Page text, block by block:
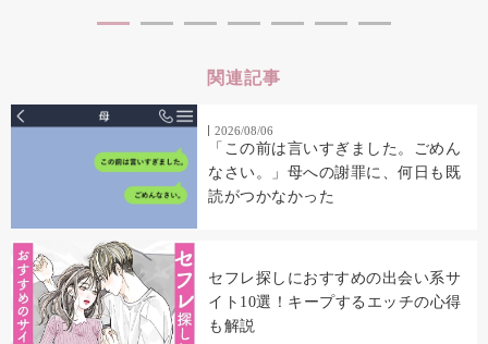
関連記事
2026/08/06
「この前は言いすぎました。ごめん
なさい。」母への謝罪に、何日も既
読がつかなかった
セフレ探しにおすすめの出会い系サ
イト10選！キープするエッチの心得
も解説